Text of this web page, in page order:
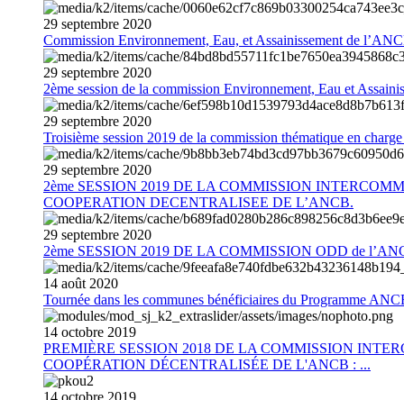
29 septembre 2020
Commission Environnement, Eau, et Assainissement de
29 septembre 2020
2ème session de la commission Environnement, Eau et
29 septembre 2020
Troisième session 2019 de la commission thématique en
29 septembre 2020
2ème SESSION 2019 DE LA COMMISSION
COOPERATION DECENTRALISEE DE L’ANCB.
29 septembre 2020
2ème SESSION 2019 DE LA COMMISSION ODD de
14 août 2020
Tournée dans les communes bénéficiaires du Programme
14 octobre 2019
PREMIÈRE SESSION 2018 DE LA COMMISSION
COOPÉRATION DÉCENTRALISÉE DE L'ANCB : ...
14 octobre 2019